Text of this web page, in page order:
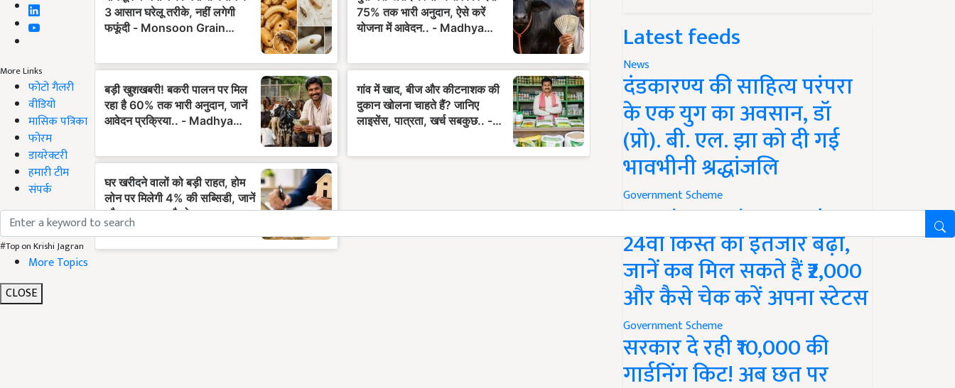
More Links
फोटो गैलरी
वीडियो
मासिक पत्रिका
फोरम
डायरेक्टरी
हमारी टीम
संपर्क
#Top on Krishi Jagran
More Topics
CLOSE
Latest feeds
News
दंडकारण्य की साहित्य परंपरा
के एक युग का अवसान, डॉ
(प्रो). बी. एल. झा को दी गई
भावभीनी श्रद्धांजलि
Government Scheme
PM Kisan Yojana Update:
24वीं किस्त का इंतजार बढ़ा,
जानें कब मिल सकते हैं ₹2,000
और कैसे चेक करें अपना स्टेटस
Government Scheme
सरकार दे रही ₹10,000 की
गार्डनिंग किट! अब छत पर